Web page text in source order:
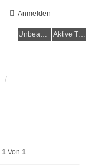
Anmelden
Unbeantwortete Themen Aktive Themen
1Von 1